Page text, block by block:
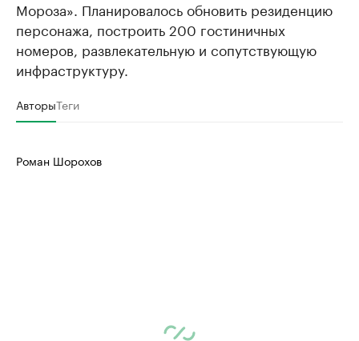
Мороза». Планировалось обновить резиденцию
персонажа, построить 200 гостиничных
номеров, развлекательную и сопутствующую
инфраструктуру.
АвторыТеги
Роман Шорохов